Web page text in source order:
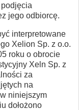
jego odbiorcę.
interpretowane
Xelion Sp. z o.o.
roku o obrocie
Xeln Sp. z
za
na
niniejszym
dołożono